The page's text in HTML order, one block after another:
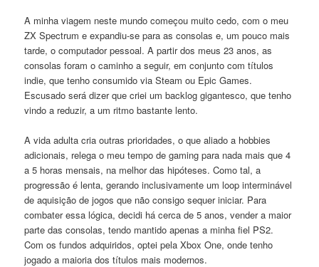
A minha viagem neste mundo começou muito cedo, com o meu
ZX Spectrum e expandiu-se para as consolas e, um pouco mais
tarde, o computador pessoal. A partir dos meus 23 anos, as
consolas foram o caminho a seguir, em conjunto com títulos
indie, que tenho consumido via Steam ou Epic Games.
Escusado será dizer que criei um backlog gigantesco, que tenho
vindo a reduzir, a um ritmo bastante lento.
A vida adulta cria outras prioridades, o que aliado a hobbies
adicionais, relega o meu tempo de gaming para nada mais que 4
a 5 horas mensais, na melhor das hipóteses. Como tal, a
progressão é lenta, gerando inclusivamente um loop interminável
de aquisição de jogos que não consigo sequer iniciar. Para
combater essa lógica, decidi há cerca de 5 anos, vender a maior
parte das consolas, tendo mantido apenas a minha fiel PS2.
Com os fundos adquiridos, optei pela Xbox One, onde tenho
jogado a maioria dos títulos mais modernos.